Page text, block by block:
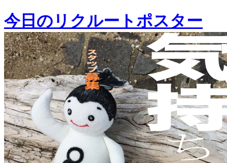
今日のリクルートポスター